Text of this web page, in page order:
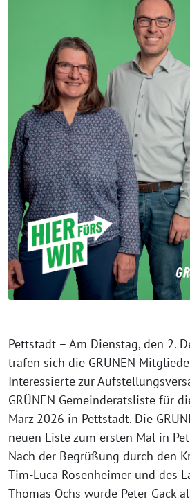
Pettstadt – Am Dienstag, den 2.
trafen sich die GRÜNEN
Interessierte zur
GRÜNEN Gemeinderatsliste für
März 2026 in Pettstadt. Die
neuen Liste zum ersten Mal in
Nach der Begrüßung durch den
Tim-Luca Rosenheimer und des
Thomas Ochs wurde Peter Gack